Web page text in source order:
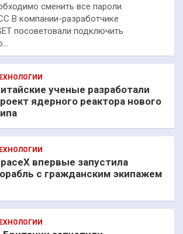
сменить все пароли.
В компании-разработчике
посоветовали подключить
ученые разработали
ядерного реактора нового
впервые запустила
с гражданским экипажем